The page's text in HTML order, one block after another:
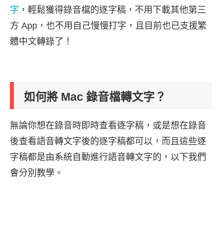
字 ，輕鬆獲得錄音檔的逐字稿，不用下載其他第三
方 App，也不用自己慢慢打字，且目前也已支援繁
體中文轉錄了！
如何將 Mac 錄音檔轉文字？
無論你想在錄音時即時查看逐字稿，或是想在錄音
後查看語音轉文字後的逐字稿都可以，而且這些逐
字稿都是由系統自動進行語音轉文字的，以下我們
會分別教學。